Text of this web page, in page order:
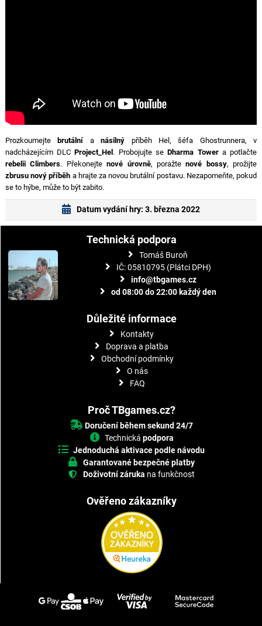
Prozkoumejte brutální anásilný příběh Hel, šéfa Ghostrunnera, v
nadcházejícím DLCProject_Hel . Probojujte seDharma Towera potlačte
rebelii Climbers. Překonejtenové úrovně, poražtenové bossy, prožijte
zbrusu nový příběh a hrajte za novou brutální postavu. Nezapomeňte, pokud
se to hýbe, může to být zabito.
Datum vydání hry: 3. března 2022
Technická podpora
Tomáš Buroň
IČ: 05810795 (Plátci DPH)
info@tbgames.cz
od 08:00 do 22:00 každý den
Důležité informace
Kontakty
Doprava a platba
Obchodní podmínky
O nás
FAQ
Proč TBgames.cz?
Doručení během sekund 24/7
Technická podpora
Jednoduchá aktivace podle návodu
Garantované bezpečné platby
Doživotní záruka na funkčnost
Ověřeno zákazníky